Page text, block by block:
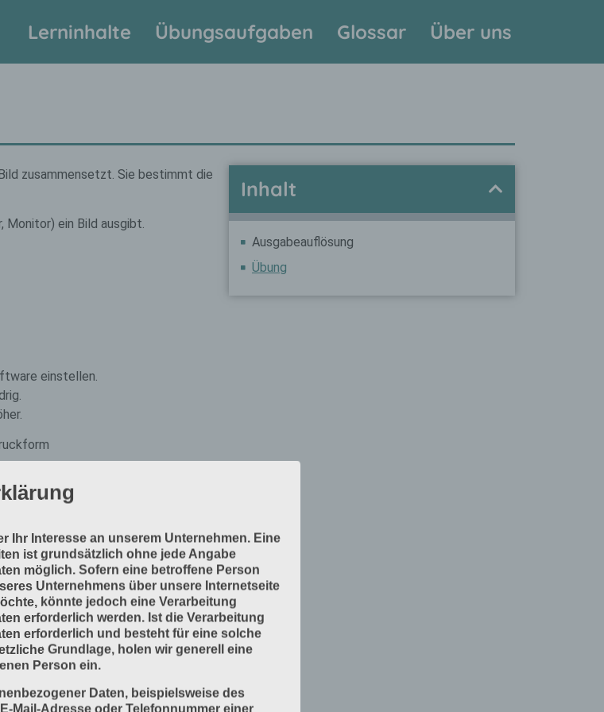
Lerninhalte Übungsaufgaben Glossar Über uns
zusammensetzt. Sie bestimmt die
Monitor) ein Bild ausgibt.
einstellen.
Rasterung) im Offsetdruck ist das
den Qualitätsfaktor (QF).
von 150 lpi (lines per inch)
Auflösung. Ein hochwertiger
die Fotos für eine Website mit
Inhalt
Ausgabeauflösung
Übung
Ihr Interesse an unserem Unternehmen. Eine
ist grundsätzlich ohne jede Angabe
möglich. Sofern eine betroffene Person
Unternehmens über unsere Internetseite
könnte jedoch eine Verarbeitung
erforderlich werden. Ist die Verarbeitung
erforderlich und besteht für eine solche
Grundlage, holen wir generell eine
Person ein.
Daten, beispielsweise des
Mail-Adresse oder Telefonnummer einer